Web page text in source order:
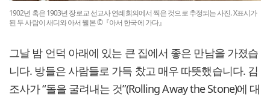
1902년 혹은 1903년 장로교 선교사 연례회의에서 찍은 것으로 추정되는 사진. X표시가
된 두 사람이 새디와 아서 웰본 ©『아서 한국에 가다』
그날 밤 언덕 아래에 있는 큰 집에서 좋은 만남을 가졌습
니다. 방들은 사람들로 가득 찼고 매우 따뜻했습니다. 김
조사가 “돌을 굴려내는 것”(Rolling Away the Stone)에 대